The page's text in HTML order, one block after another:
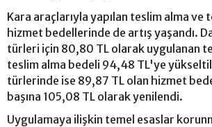
Kara araçlarıyla yapılan teslim alma ve
hizmet bedellerinde de artış yaşandı.
türleri için 80,80 TL olarak uygulanan
teslim alma bedeli 94,48 TL'ye
türlerinde ise 89,87 TL olan hizmet
başına 105,08 TL olarak yenilendi.
Uygulamaya ilişkin temel esaslar